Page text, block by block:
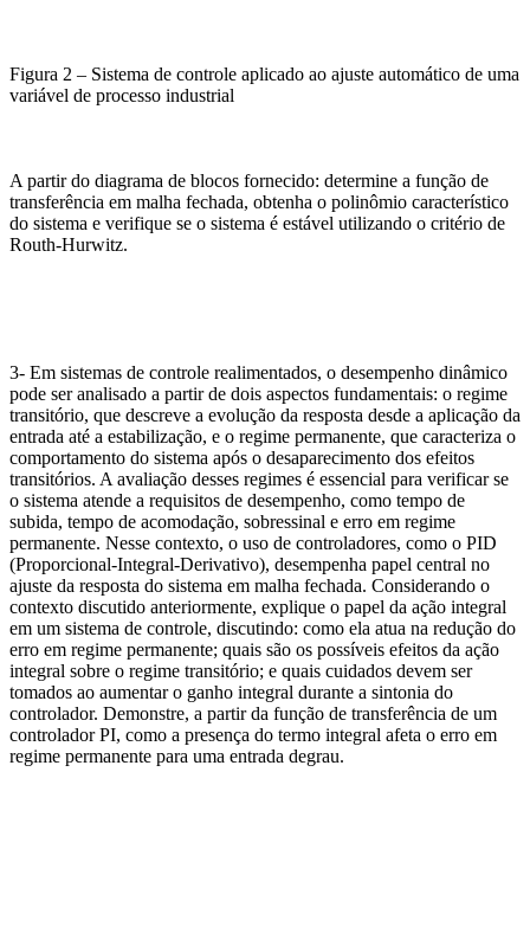
Figura 2 – Sistema de controle aplicado ao ajuste automático de uma
variável de processo industrial
A partir do diagrama de blocos fornecido: determine a função de
transferência em malha fechada, obtenha o polinômio característico
do sistema e verifique se o sistema é estável utilizando o critério de
Routh-Hurwitz.
3- Em sistemas de controle realimentados, o desempenho dinâmico
pode ser analisado a partir de dois aspectos fundamentais: o regime
transitório, que descreve a evolução da resposta desde a aplicação da
entrada até a estabilização, e o regime permanente, que caracteriza o
comportamento do sistema após o desaparecimento dos efeitos
transitórios. A avaliação desses regimes é essencial para verificar se
o sistema atende a requisitos de desempenho, como tempo de
subida, tempo de acomodação, sobressinal e erro em regime
permanente. Nesse contexto, o uso de controladores, como o PID
(Proporcional-Integral-Derivativo), desempenha papel central no
ajuste da resposta do sistema em malha fechada. Considerando o
contexto discutido anteriormente, explique o papel da ação integral
em um sistema de controle, discutindo: como ela atua na redução do
erro em regime permanente; quais são os possíveis efeitos da ação
integral sobre o regime transitório; e quais cuidados devem ser
tomados ao aumentar o ganho integral durante a sintonia do
controlador. Demonstre, a partir da função de transferência de um
controlador PI, como a presença do termo integral afeta o erro em
regime permanente para uma entrada degrau.